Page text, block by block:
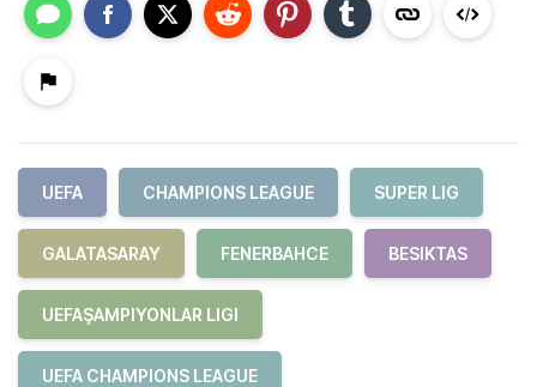
UEFA CHAMPIONS LEAGUE SUPER LIG
GALATASARAY FENERBAHCE BESIKTAS
UEFAŞAMPIYONLAR LIGI
UEFA CHAMPIONS LEAGUE